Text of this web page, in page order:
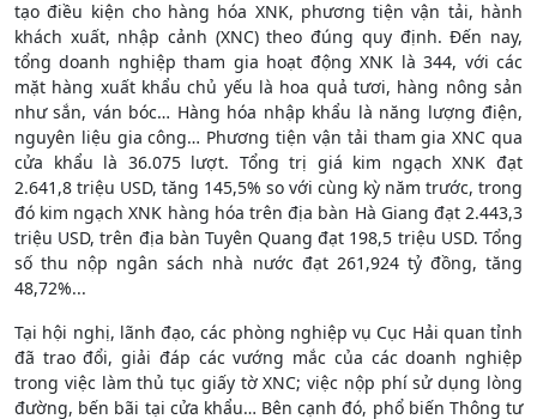
tạo điều kiện cho hàng hóa XNK, phương tiện vận tải, hành
khách xuất, nhập cảnh (XNC) theo đúng quy định. Đến nay,
tổng doanh nghiệp tham gia hoạt động XNK là 344, với các
mặt hàng xuất khẩu chủ yếu là hoa quả tươi, hàng nông sản
như sắn, ván bóc… Hàng hóa nhập khẩu là năng lượng điện,
nguyên liệu gia công… Phương tiện vận tải tham gia XNC qua
cửa khẩu là 36.075 lượt. Tổng trị giá kim ngạch XNK đạt
2.641,8 triệu USD, tăng 145,5% so với cùng kỳ năm trước, trong
đó kim ngạch XNK hàng hóa trên địa bàn Hà Giang đạt 2.443,3
triệu USD, trên địa bàn Tuyên Quang đạt 198,5 triệu USD. Tổng
số thu nộp ngân sách nhà nước đạt 261,924 tỷ đồng, tăng
48,72%...
Tại hội nghị, lãnh đạo, các phòng nghiệp vụ Cục Hải quan tỉnh
đã trao đổi, giải đáp các vướng mắc của các doanh nghiệp
trong việc làm thủ tục giấy tờ XNC; việc nộp phí sử dụng lòng
đường, bến bãi tại cửa khẩu… Bên cạnh đó, phổ biến Thông tư